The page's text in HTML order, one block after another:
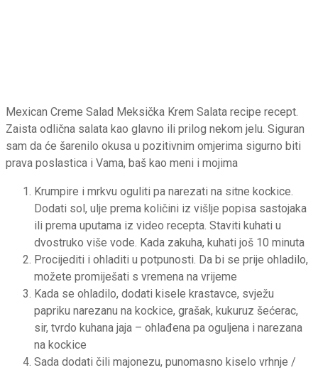
Mexican Creme Salad Meksička Krem Salata recipe recept.
Zaista odlična salata kao glavno ili prilog nekom jelu. Siguran
sam da će šarenilo okusa u pozitivnim omjerima sigurno biti
prava poslastica i Vama, baš kao meni i mojima
Krumpire i mrkvu oguliti pa narezati na sitne kockice.
Dodati sol, ulje prema količini iz višlje popisa sastojaka
ili prema uputama iz video recepta. Staviti kuhati u
dvostruko više vode. Kada zakuha, kuhati još 10 minuta
Procijediti i ohladiti u potpunosti. Da bi se prije ohladilo,
možete promiješati s vremena na vrijeme
Kada se ohladilo, dodati kisele krastavce, svježu
papriku narezanu na kockice, grašak, kukuruz šećerac,
sir, tvrdo kuhana jaja – ohlađena pa oguljena i narezana
na kockice
Sada dodati čili majonezu, punomasno kiselo vrhnje /